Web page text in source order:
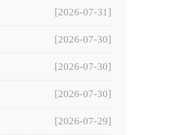
[2026-07-31]
[2026-07-30]
[2026-07-30]
[2026-07-30]
[2026-07-29]